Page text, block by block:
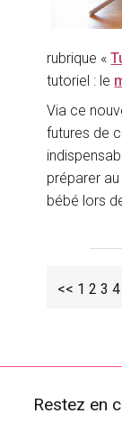
rubrique «
tutoriel : le
Via ce
futures de
préparer
bébé lors
<< 1 2 3 4
Restez en